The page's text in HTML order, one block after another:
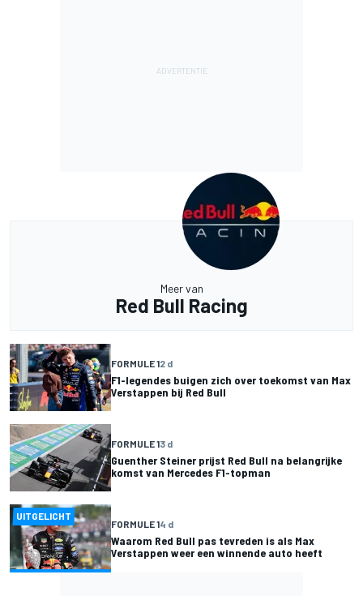
Meer van
Red Bull Racing
FORMULE 12 d
F1-legendes buigen zich over toekomst van Max
Verstappen bij Red Bull
FORMULE 13 d
Guenther Steiner prijst Red Bull na belangrijke
komst van Mercedes F1-topman
UITGELICHT
FORMULE 14 d
Waarom Red Bull pas tevreden is als Max
Verstappen weer een winnende auto heeft